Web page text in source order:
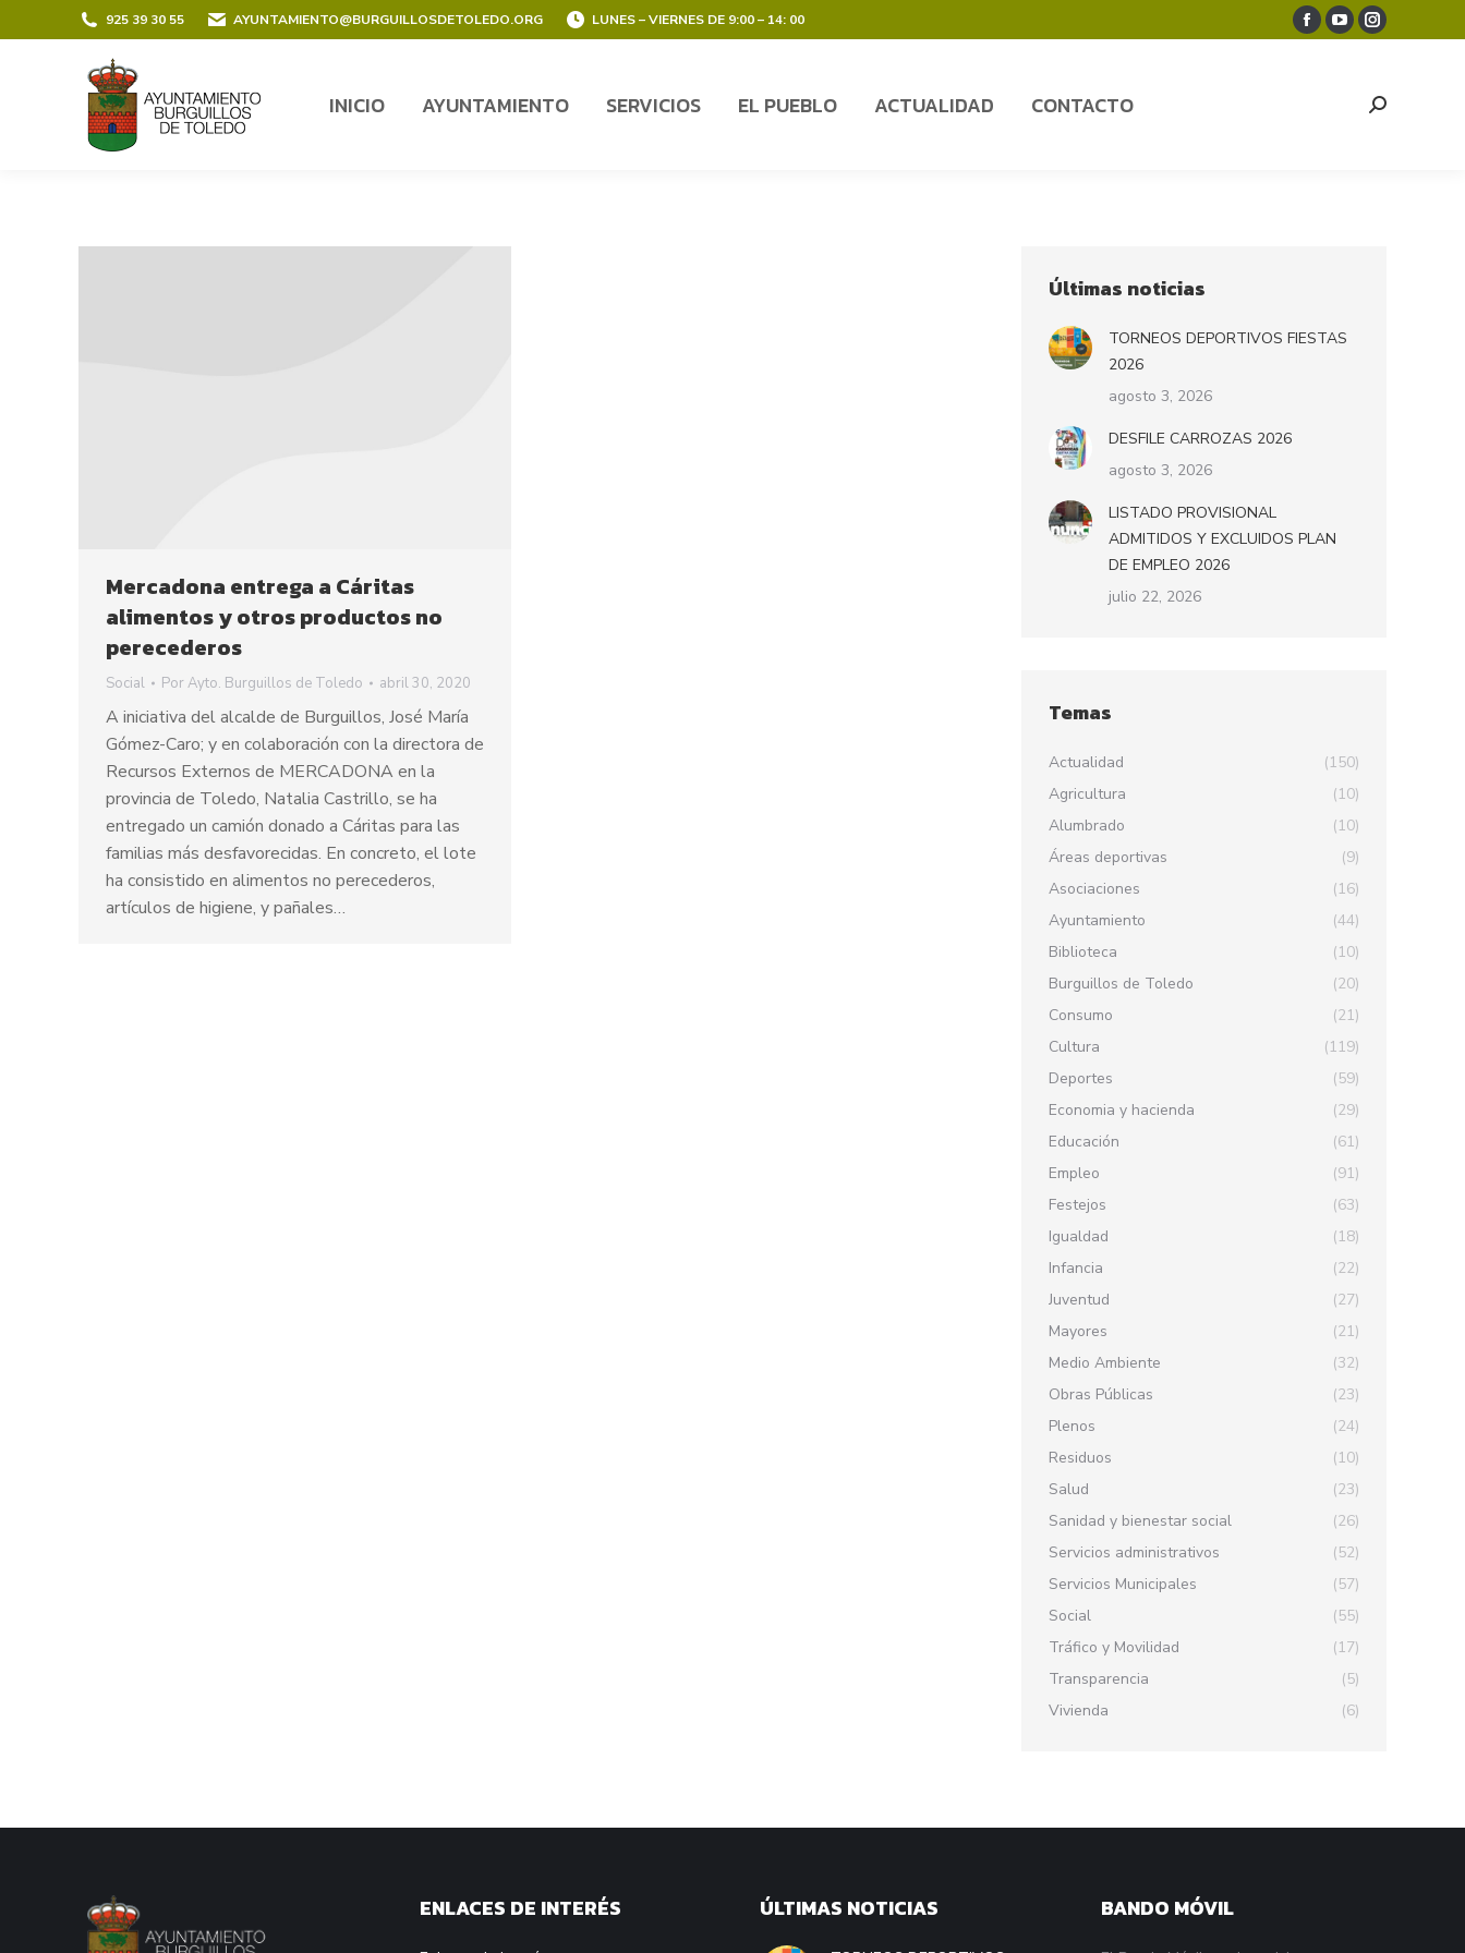
925 39 30 55 AYUNTAMIENTO@BURGUILLOSDETOLEDO.ORG LUNES – VIERNES DE 9:00 – 14: 00
Facebook
YouTubeInstagram
in
INICIO AYUNTAMIENTO SERVICIOS EL PUEBLO ACTUALIDAD CONTACTO Search:
Mercadona entrega a Cáritas
alimentos y otros productos no
perecederos
Social PorAyto. Burguillos de Toledo abril 30, 2020
A iniciativa del alcalde de Burguillos, José María
Gómez-Caro; y en colaboración con la directora de
Recursos Externos de MERCADONA en la
provincia de Toledo, Natalia Castrillo, se ha
entregado un camión donado a Cáritas para las
familias más desfavorecidas. En concreto, el lote
ha consistido en alimentos no perecederos,
artículos de higiene, y pañales…
Últimas noticias
TORNEOS DEPORTIVOS FIESTAS
2026
agosto 3, 2026
DESFILE CARROZAS 2026
agosto 3, 2026
LISTADO PROVISIONAL
ADMITIDOS Y EXCLUIDOS PLAN
DE EMPLEO 2026
julio 22, 2026
Temas
Actualidad
(150)
Agricultura
(10)
Alumbrado
(10)
Áreas deportivas
(9)
Asociaciones
(16)
Ayuntamiento
(44)
Biblioteca
(10)
Burguillos de Toledo
(20)
Consumo
(21)
Cultura
(119)
Deportes
(59)
Economia y hacienda
(29)
Educación
(61)
Empleo
(91)
Festejos
(63)
Igualdad
(18)
Infancia
(22)
Juventud
(27)
Mayores
(21)
Medio Ambiente
(32)
Obras Públicas
(23)
Plenos
(24)
Residuos
(10)
Salud
(23)
Sanidad y bienestar social
(26)
Servicios administrativos
(52)
Servicios Municipales
(57)
Social
(55)
Tráfico y Movilidad
(17)
Transparencia
(5)
Vivienda
(6)
ENLACES DE INTERÉS ÚLTIMAS NOTICIAS BANDO MÓVIL
INICIO AYUNTAMIENTO SERVICIOS EL PUEBLO ACTUALIDAD CONTACTO